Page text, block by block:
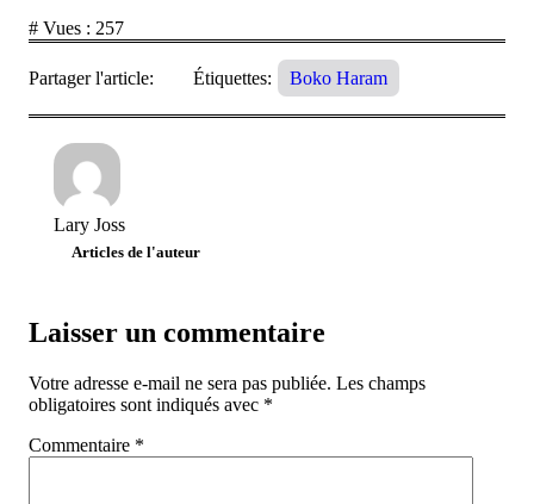
# Vues : 257
Partager l'article: Étiquettes: Boko Haram
Lary Joss
Articles de l'auteur
Laisser un commentaire
Votre adresse e-mail ne sera pas publiée. Les champs
obligatoires sont indiqués avec *
Commentaire *